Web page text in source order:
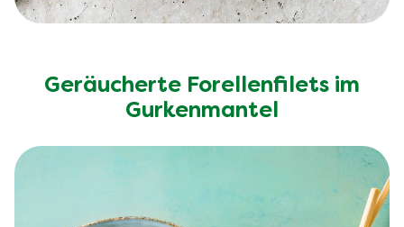
Geräucherte Forellenfilets im
Gurkenmantel